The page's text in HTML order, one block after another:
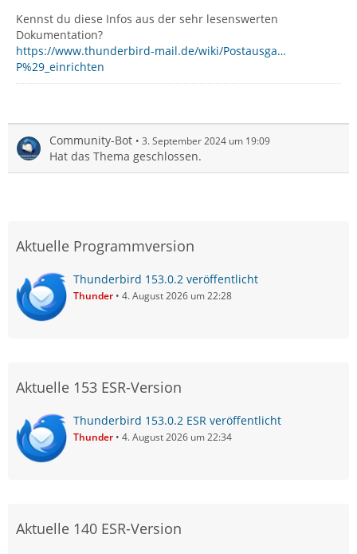
Kennst du diese Infos aus der sehr lesenswerten
Dokumentation?
https://www.thunderbird-mail.de/wiki/Postausga…
P%29_einrichten
Community-Bot 3. September 2024 um 19:09
Hat das Thema geschlossen.
Aktuelle Programmversion
Thunderbird 153.0.2 veröffentlicht
Thunder 4. August 2026 um 22:28
Aktuelle 153 ESR-Version
Thunderbird 153.0.2 ESR veröffentlicht
Thunder 4. August 2026 um 22:34
Aktuelle 140 ESR-Version